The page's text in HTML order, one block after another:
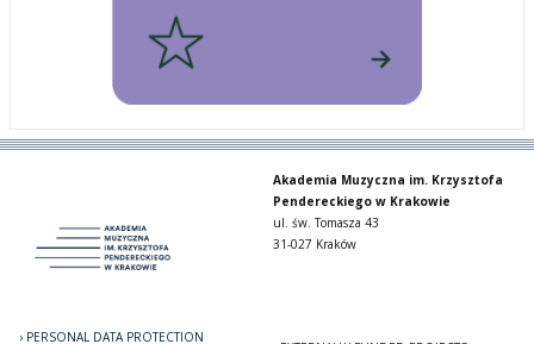
Akademia Muzyczna im. Krzysztofa
Pendereckiego w Krakowie
ul. św. Tomasza 43
31-027 Kraków
PERSONAL DATA PROTECTION